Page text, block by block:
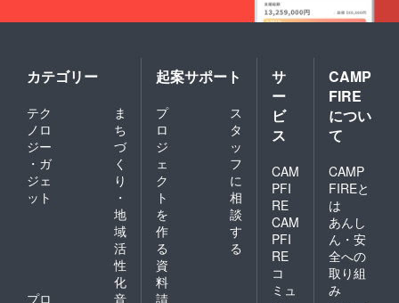
スクが増えます。また、ロ
ケットの強度を保つために
様々な工夫も必要です。例
えば外側のCFRPを厚くす
ると、ロケット自体が重く
なりすぎて、最悪飛ばない
ことも...。今回はTENGA様
と相談を重ねて、PODのサ
イズや穴のサイズを決定し
ました。ロケットが壊れな
いように、かつメッセージ
カテゴリー
テク
ノロ
ジー
・ガ
ジェ
ット
ま
ち
づ
く
り
・
地
域
活
性
化
プロ
音
起案サポート
プ
ロ
ジ
ェ
ク
ト
を
作
る
ス
タ
ッ
フ
に
相
談
す
る
資
料
請
サ
ー
ビ
ス
CAM
PFI
RE
CAM
PFI
RE
コ
ミュ
CAMP
FIRE
につい
て
CAMP
FIREと
は
あんし
ん・安
全への
取り組
み